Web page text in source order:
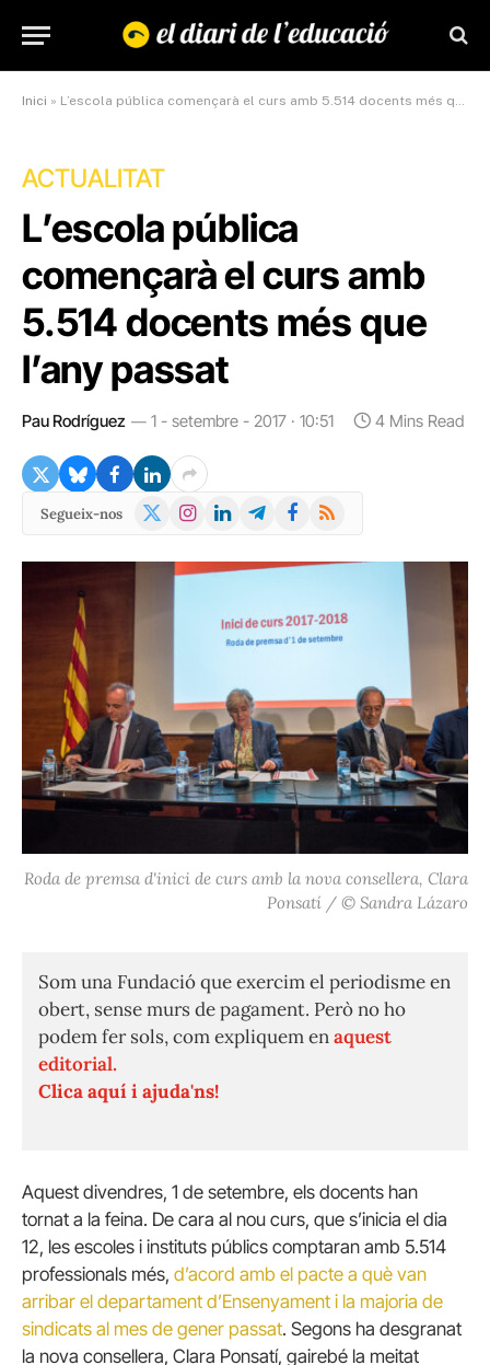
Inici » L’escola pública començarà el curs amb 5.514 docents més que l’any passat
ACTUALITAT
L’escola pública
començarà el curs amb
5.514 docents més que
l’any passat
Pau Rodríguez 1 - setembre - 2017 · 10:51 4 Mins Read
Segueix-nos
X
Instagram
LinkedInTelegramFacebook
RSS
Roda de premsa d'inici de curs amb la nova consellera, Clara
Ponsatí / © Sandra Lázaro
Som una Fundació que exercim el periodisme en
obert, sense murs de pagament. Però no ho
podem fer sols, com expliquem enaquest
editorial.
Clica aquí i ajuda'ns!
Aquest divendres, 1 de setembre, els docents han
tornat a la feina. De cara al nou curs, que s’inicia el dia
12, les escoles i instituts públics comptaran amb 5.514
professionals més, d’acord amb el pacte a què van
arribar el departament d’Ensenyament i la majoria de
sindicats al mes de gener passat. Segons ha desgranat
la nova consellera, Clara Ponsatí, gairebé la meitat